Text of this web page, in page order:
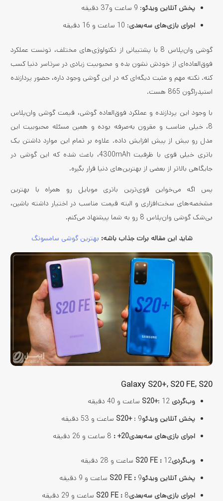
پخش آنلاین ویدئو: 9 ساعت و37 دقیقه
اجرای بازی‌های سه‌بعدی: 10 ساعت و 16 دقیقه
گوشی وان‌پلاس 8 با پشتیبانی از تکنولوژی‌های مختلف، تونست عملکرد
فوق‌العاده‌ای از خودش نشون بده و محبوبیت زیادی در سرتاسر دنیا کسب
کنه. نکته مهم و مثبت دیگه‌ای که در این گوشی وجود داره، حضور پردازنده
اسنپدراگون 865 هست.
با وجود این پردازنده و عملکرد فوق‌العاده گوشی، قیمت گوشی وان‌پلاس
8، خیلی مناسب و مقرون به‌صرفه بوده و همین مسئله محبوبیت این
مدل رو بیش از پیش افزایش داده. علاوه بر تمام این موارد داشتن یک
باتری خیلی قوی با ظرفیت 4300mAh، باعث شده که این گوشی در
جایگاهی بالاتر از بعضی از بهترین‌های دنیا قرار بگیره.
پس اگه می‌خواین قوی‌ترین باتری موبایل رو همراه با بهترین
مشخصه‌های سخت‌افزاری و البته قیمت مناسب در اختیار داشته باشین،
بی‌شک گوشی وان‌پلاس 8 رو به شما پیشنهاد می‌کنم.
شاید این مقاله برات جذاب باشه: بهترین گوشی سامسونگ
Galaxy S20+, S20 FE, S20
وب‌گردی S20+: 12 ساعت و 40 دقیقه
پخش آنلاین ویدئو
S20+ : 9 ساعت و 53 دقیقه
اجرای بازی‌های سه‌بعدی20+
:
وب‌گردی S20 FE : 12 ساعت و 28 دقیقه
پخش آنلاین ویدئو
S20 FE : 9 ساعت و 9 دقیقه
اجرای بازی‌های سه‌بعدی
S20 FE : 8 ساعت و 29 دقیقه